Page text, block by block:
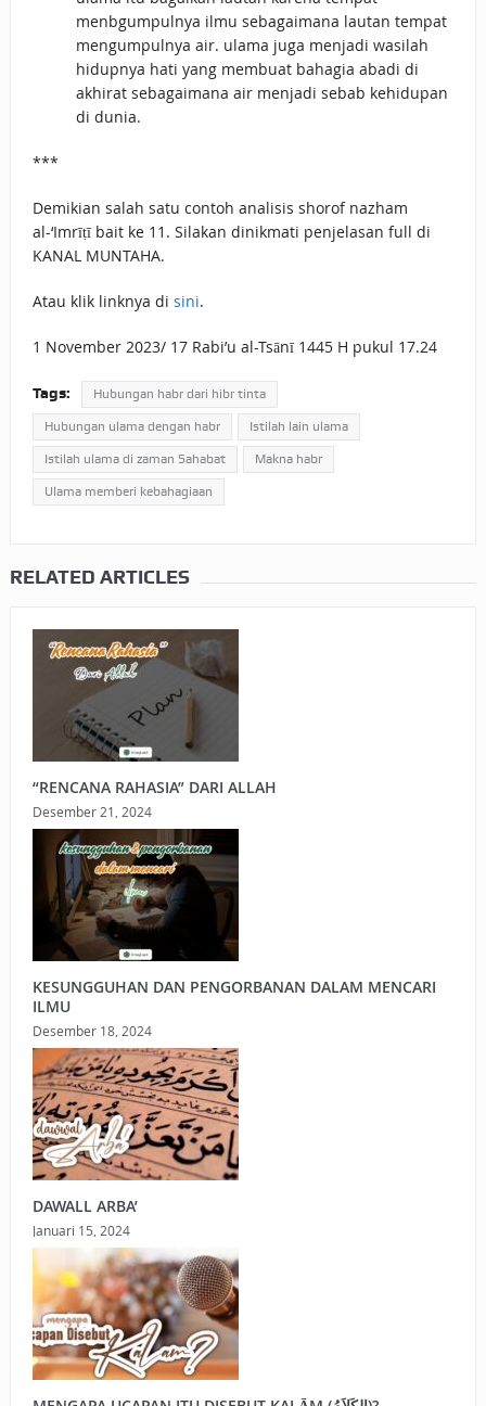
menbgumpulnya ilmu sebagaimana lautan tempat
mengumpulnya air. ulama juga menjadi wasilah
hidupnya hati yang membuat bahagia abadi di
akhirat sebagaimana air menjadi sebab kehidupan
di dunia.
***
Demikian salah satu contoh analisis shorof nazham
al-‘Imrīṭī bait ke 11. Silakan dinikmati penjelasan full di
KANAL MUNTAHA.
Atau klik linknya di sini.
1 November 2023/ 17 Rabi’u al-Tsānī 1445 H pukul 17.24
Tags: Hubungan habr dari hibr tinta
Hubungan ulama dengan habr Istilah lain ulama
Istilah ulama di zaman Sahabat Makna habr
Ulama memberi kebahagiaan
RELATED ARTICLES
“RENCANA RAHASIA” DARI ALLAH
Desember 21, 2024
KESUNGGUHAN DAN PENGORBANAN DALAM MENCARI
ILMU
Desember 18, 2024
DAWALL ARBA’
Januari 15, 2024